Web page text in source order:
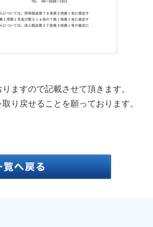
ますので記載させて頂きます。
り戻せることを願っております。